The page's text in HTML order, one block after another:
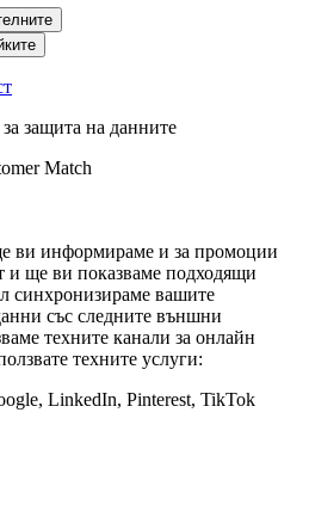
защита на данните
Match
ви информираме и за промоции
и ще ви показваме подходящи
синхронизираме вашите
със следните външни
техните канали за онлайн
техните услуги:
LinkedIn, Pinterest, TikTok